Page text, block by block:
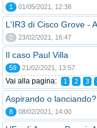
1 01/05/2021, 12:38
L'IR3 di Cisco Grove -
0 23/02/2021, 16:47
Il caso Paul Villa
59 21/02/2021, 13:57
Vai alla pagina: 1 2 3
Aspirando o lanciando?
8 08/02/2021, 14:00